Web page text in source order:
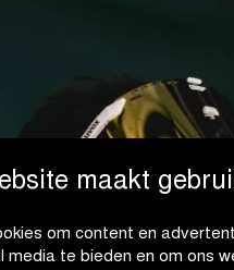
maakt
om content en
media te bieden en om ons